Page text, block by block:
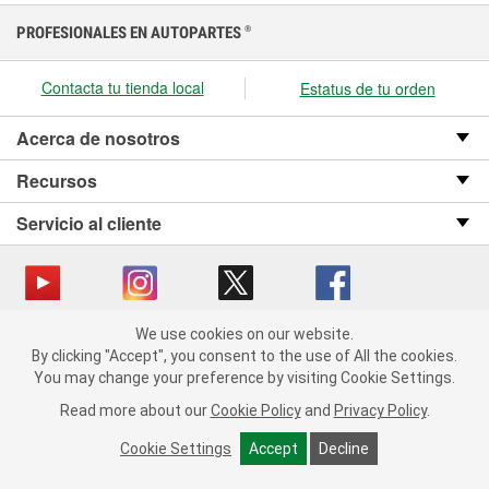
We use cookies on our website. By clicking "Accept", you consent
to the use of All the cookies.
You may change your preference by visiting Cookie Settings.
Read more about our Cookie Policy and Privacy Policy.
Cookie Settings Accept Decline
PROFESIONALES EN AUTOPARTES ®
Contacta tu tienda local Estatus de tu orden
Acerca de nosotros
Recursos
Servicio al cliente
Copyright © 2008-2026 O’Reilly Auto Parts v OST_3.2.0.0.729 (3) cv1361
catalog_main
Política de privacidad
Ley de transparencia en las cadenas de suministro
de California
We use cookies on our website.
By clicking "Accept", you consent to the use of All the cookies.
You may change your preference by visiting Cookie Settings.
Read more about our Cookie Policy and Privacy Policy.
Cookie Settings Accept Decline